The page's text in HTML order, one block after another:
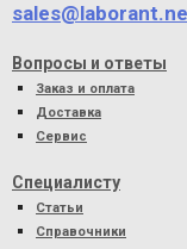
Вопросы и ответы
Заказ и оплата
Доставка
Сервис
Специалисту
Статьи
Справочники